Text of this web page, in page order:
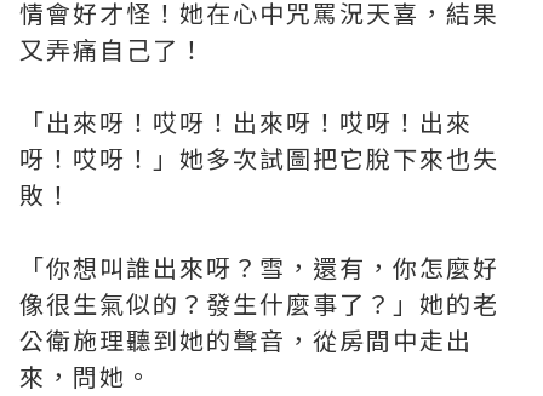
情會好才怪！她在心中咒罵況天喜，結果
又弄痛自己了！
「出來呀！哎呀！出來呀！哎呀！出來
呀！哎呀！」她多次試圖把它脫下來也失
敗！
「你想叫誰出來呀？雪，還有，你怎麼好
像很生氣似的？發生什麼事了？」她的老
公衛施理聽到她的聲音，從房間中走出
來，問她。